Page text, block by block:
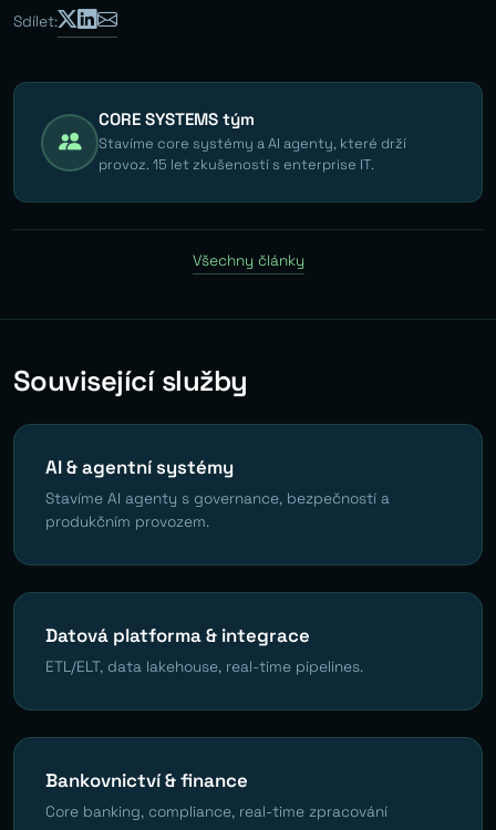
Sdílet:
CORE SYSTEMS tým
Stavíme core systémy a AI agenty, které drží
provoz. 15 let zkušeností s enterprise IT.
Všechny články
Související služby
AI & agentní systémy
Stavíme AI agenty s governance, bezpečností a
produkčním provozem.
Datová platforma & integrace
ETL/ELT, data lakehouse, real-time pipelines.
Bankovnictví & finance
Core banking, compliance, real-time zpracování